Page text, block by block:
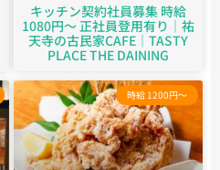
キッチン契約社員募集 時給
1080円～ 正社員登用有り｜祐
天寺の古民家CAFE｜TASTY
PLACE THE DAINING
時給 1200円～